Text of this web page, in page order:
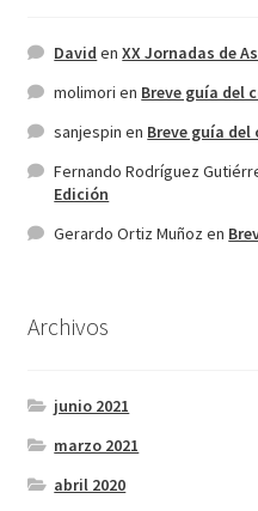
David enXX Jornadas de
molimori en Breve guía del
sanjespin en Breve guía del
Fernando Rodríguez
Edición
Gerardo Ortiz Muñozen
Archivos
junio 2021
marzo 2021
abril 2020